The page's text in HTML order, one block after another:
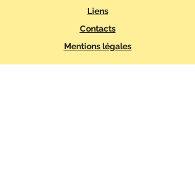
Liens
Contacts
Mentions légales